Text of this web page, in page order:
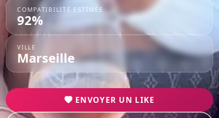
COMPATIBILITÉ ESTIMÉE
92%
VILLE
Marseille
ENVOYER UN LIKE